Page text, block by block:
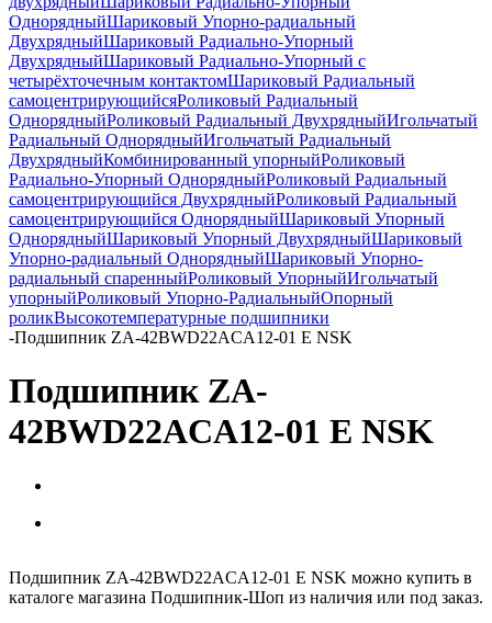
ОднорядныйШариковый Упорно-радиальный
ДвухрядныйШариковый Радиально-Упорный
ДвухрядныйШариковый Радиально-Упорный с
четырёхточечным контактомШариковый Радиальный
самоцентрирующийсяРоликовый Радиальный
ОднорядныйРоликовый Радиальный ДвухрядныйИгольчатый
Радиальный ОднорядныйИгольчатый Радиальный
ДвухрядныйКомбинированный упорныйРоликовый
Радиально-Упорный ОднорядныйРоликовый Радиальный
самоцентрирующийся ДвухрядныйРоликовый Радиальный
самоцентрирующийся ОднорядныйШариковый Упорный
ОднорядныйШариковый Упорный ДвухрядныйШариковый
Упорно-радиальный ОднорядныйШариковый Упорно-
радиальный спаренныйРоликовый УпорныйИгольчатый
упорныйРоликовый Упорно-РадиальныйОпорный
роликВысокотемпературные подшипники
-Подшипник ZA-42BWD22ACA12-01 E NSK
Подшипник ZA-
42BWD22ACA12-01 E NSK
Подшипник ZA-42BWD22ACA12-01 E NSK можно купить в
каталоге магазина Подшипник-Шоп из наличия или под заказ.